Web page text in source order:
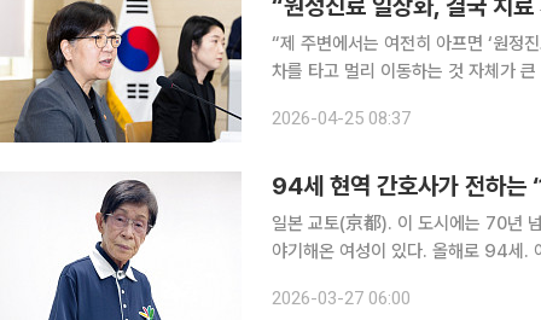
“제 주변에서는 여전히 아프면 ‘원정
차를 타고 멀리 이동하는 것 자체가
2026-04-25 08:37
94세 현역 간호사가 전하는
일본 교토(京都). 이 도시에는 70년
야기해온 여성이 있다. 올해로 94세.
호사’가 아니다. 일본의 방문간호 제
2026-03-27 06:00